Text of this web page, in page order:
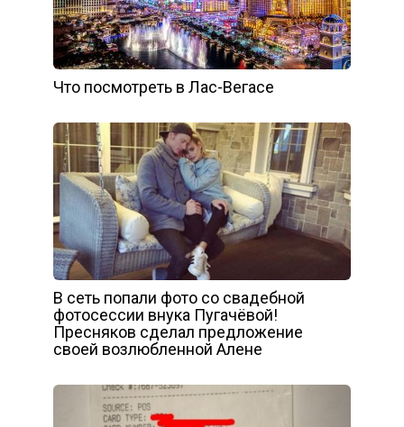
Что посмотреть в Лас-Вегасе
В сеть попали фото со свадебной
фотосессии внука Пугачёвой!
Пресняков сделал предложение
своей возлюбленной Алене